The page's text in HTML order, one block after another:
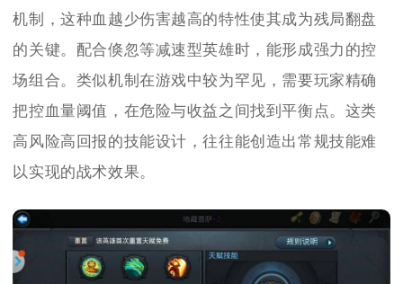
机制，这种血越少伤害越高的特性使其成为残局翻盘
的关键。配合倏忽等减速型英雄时，能形成强力的控
场组合。类似机制在游戏中较为罕见，需要玩家精确
把控血量阈值，在危险与收益之间找到平衡点。这类
高风险高回报的技能设计，往往能创造出常规技能难
以实现的战术效果。